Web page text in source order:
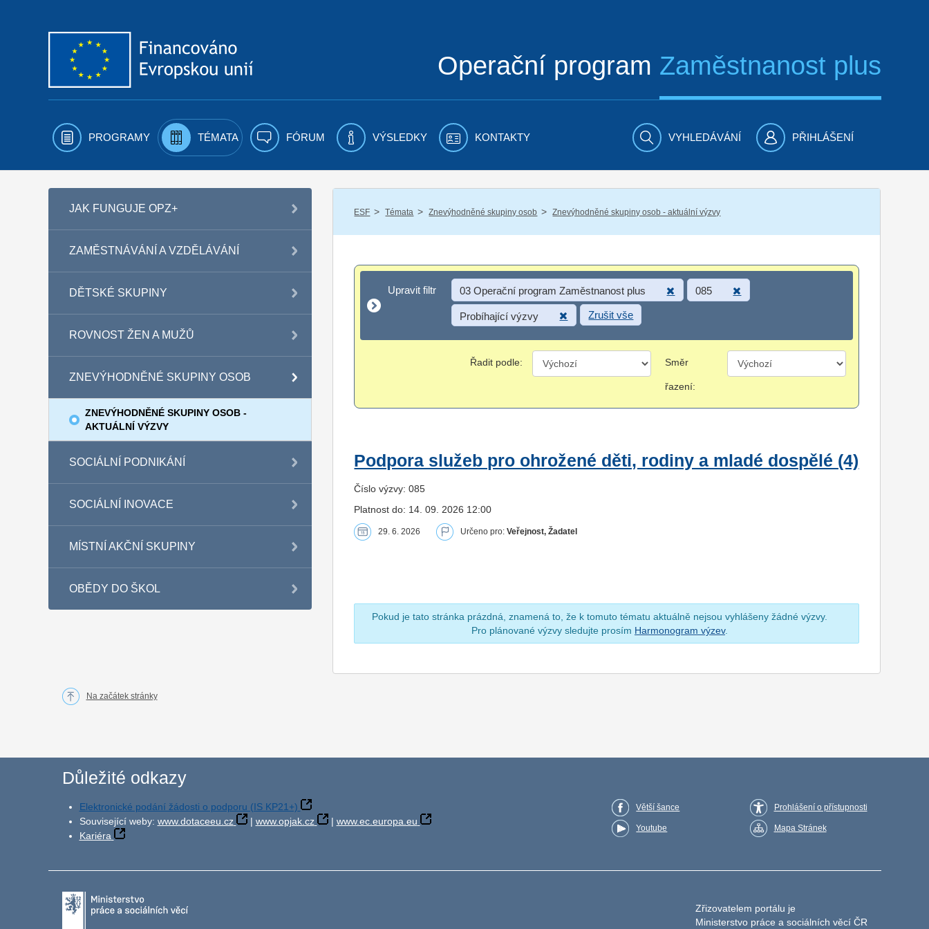
Operační program Zaměstnanost plus
PROGRAMY TÉMATA FÓRUM VÝSLEDKY KONTAKTY VYHLEDÁVÁNÍ PŘIHLÁŠENÍ
JAK FUNGUJE OPZ+
ZAMĚSTNÁVÁNÍ A VZDĚLÁVÁNÍ
DĚTSKÉ SKUPINY
ROVNOST ŽEN A MUŽŮ
ZNEVÝHODNĚNÉ SKUPINY OSOB
ZNEVÝHODNĚNÉ SKUPINY OSOB -
AKTUÁLNÍ VÝZVY
SOCIÁLNÍ PODNIKÁNÍ
SOCIÁLNÍ INOVACE
MÍSTNÍ AKČNÍ SKUPINY
OBĚDY DO ŠKOL
ESF / Témata / Znevýhodněné skupiny osob / Znevýhodněné skupiny osob - aktuální výzvy
Upravit filtr
Upravit filtr 03 Operační program Zaměstnanost plus 085
Probíhající výzvy Zrušit vše
Řadit podle: Směr
řazení:
Podpora služeb pro ohrožené děti, rodiny a mladé dospělé (4)
Číslo výzvy: 085
Platnost do: 14. 09. 2026 12:00
29. 6. 2026 Určeno pro:Veřejnost, Žadatel
Pokud je tato stránka prázdná, znamená to, že k tomuto tématu aktuálně nejsou vyhlášeny žádné výzvy.
Pro plánované výzvy sledujte prosím Harmonogram výzev.
Na začátek stránky
Důležité odkazy
Elektronické podání žádosti o podporu (IS KP21+)
Související weby: www.dotaceeu.cz | www.opjak.cz | www.ec.europa.eu
Kariéra
Větší šance
Youtube
Prohlášení o přístupnosti
Mapa Stránek
Zřizovatelem portálu je
Ministerstvo práce a sociálních věcí ČR